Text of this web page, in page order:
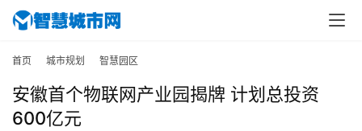
首页 城市规划 智慧园区
安徽首个物联网产业园揭牌 计划总投资
600亿元